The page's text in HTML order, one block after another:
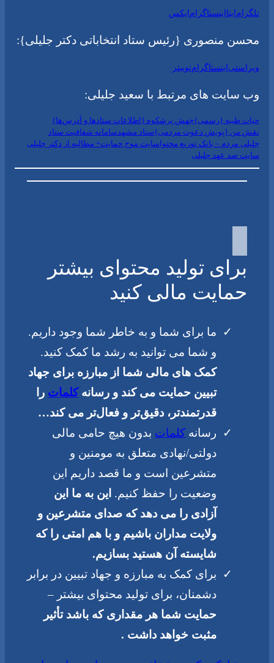
تلگرامایتااینستاگرامایکس
محسن منصوری {رئیس ستاد انتخاباتی دکتر جلیلی}:
ویراستیاینستاگرامتوییتر
وب سایت های مرتبط با سعید جلیلی:
حیات طیبه {رسمی}جهش پرشکوه {اطلاعات ستادها و آدرس‌ها}
نقش من {پویش دعوت مردمی}ستاد مشهدسامانه شفافیت ستاد
جلیلی مردم – بانک توزیع محتوا سایت موج حمایت+ مطالبه از دکتر جلیلی
سایت صد عهد جلیلی
برای تولید محتوای بیشتر
حمایت مالی کنید
ما برای شما و به خاطر شما وجود داریم.
و شما می توانید به رشد ما کمک کنید.
کمک های مالی شما از مبارزه برای جهاد
تبیین حمایت می کند و رسانهکلمات را
قدرتمندتر، دقیق‌تر و فعال‌تر می کند…
رسانه کلمات بدون هیچ حامی مالی
دولتی/نهادی متعلق به مومنین و
متشرعین است و ما قصد داریم این
وضعیت را حفظ کنیم. این به ما این
آزادی را می دهد که صدای متشرعین و
ولایت مداران باشیم و با هم امتی را که
شایسته آن هستید بسازیم.
برای کمک به مبارزه و جهاد تبیین در برابر
دشمنان، برای تولید محتوای بیشتر –
حمایت شما هر مقداری که باشد تأثیر
مثبت خواهد داشت .